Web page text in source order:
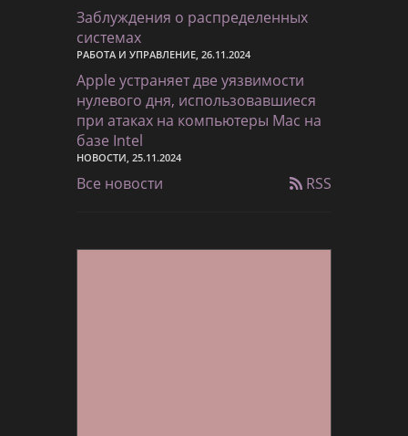
Заблуждения о распределенных
системах
РАБОТА И УПРАВЛЕНИЕ, 26.11.2024
Apple устраняет две уязвимости
нулевого дня, использовавшиеся
при атаках на компьютеры Mac на
базе Intel
НОВОСТИ, 25.11.2024
Все новости RSS